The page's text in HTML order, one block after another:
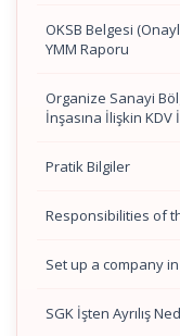
OKSB Belgesi
YMM Raporu
Organize Sanayi
İnşasına İlişkin KDV
Pratik Bilgiler
Responsibilities of
Set up a company
SGK İşten Ayrılış